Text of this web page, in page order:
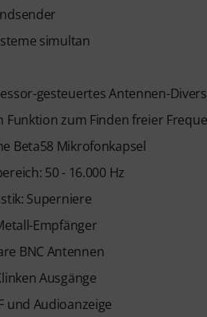
simultan
gesteuertes Antennen-
Funktion zum Finden freier
Beta58 Mikrofonkapsel
50 - 16.000 Hz
Superniere
Empfänger
BNC Antennen
Ausgänge
und Audioanzeige